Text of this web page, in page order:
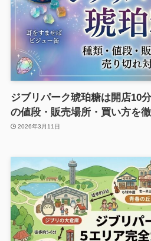
ジブリパーク琥珀糖は開店10
の値段・販売場所・買い方を
2026年3月11日